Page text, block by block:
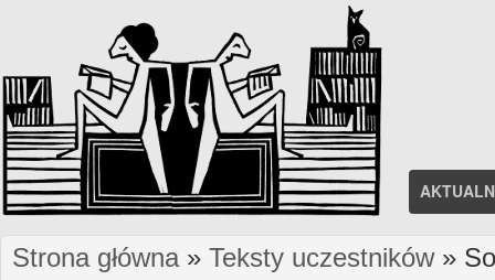
Jesteś tutaj
Strona główna» Teksty uczestników»